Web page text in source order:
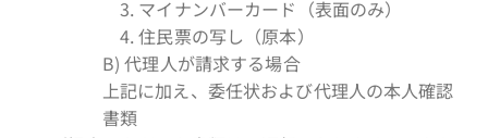
3. マイナンバーカード（表面のみ）
4. 住民票の写し（原本）
B) 代理人が請求する場合
上記に加え、委任状および代理人の本人確認
書類